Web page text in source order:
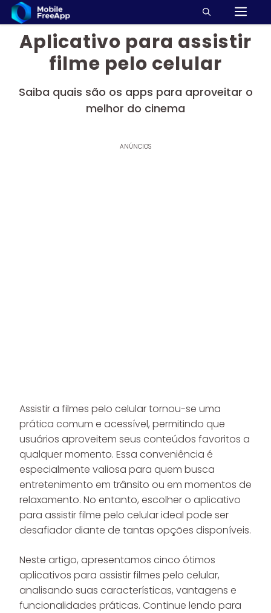
Pular
para
conteúdo
Aplicativo para assistir
filme pelo celular
Saiba quais são os apps para aproveitar o
melhor do cinema
ANÚNCIOS
Assistir a filmes pelo celular tornou-se uma
prática comum e acessível, permitindo que
usuários aproveitem seus conteúdos favoritos a
qualquer momento. Essa conveniência é
especialmente valiosa para quem busca
entretenimento em trânsito ou em momentos de
relaxamento. No entanto, escolher o aplicativo
para assistir filme pelo celular ideal pode ser
desafiador diante de tantas opções disponíveis.
Neste artigo, apresentamos cinco ótimos
aplicativos para assistir filmes pelo celular,
analisando suas características, vantagens e
funcionalidades práticas. Continue lendo para